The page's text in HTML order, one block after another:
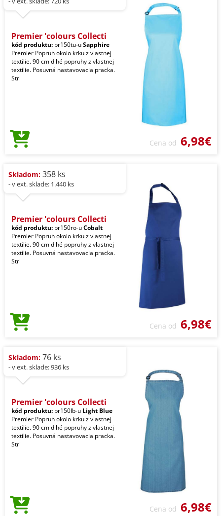
Premier 'colours Collecti
kód produktu: pr150tu-uSapphire
Premier Popruh okolo krku z vlastnej
textílie. 90 cm dlhé popruhy z vlastnej
textílie. Posuvná nastavovacia pracka.
Stri
Cena od 6,98€
Skladom: 358 ks
- v ext. sklade: 1.440 ks
Premier 'colours Collecti
kód produktu: pr150ro-uCobalt
Premier Popruh okolo krku z vlastnej
textílie. 90 cm dlhé popruhy z vlastnej
textílie. Posuvná nastavovacia pracka.
Stri
Cena od 6,98€
Skladom: 76 ks
- v ext. sklade: 936 ks
Premier 'colours Collecti
kód produktu: pr150lb-u Light Blue
Premier Popruh okolo krku z vlastnej
textílie. 90 cm dlhé popruhy z vlastnej
textílie. Posuvná nastavovacia pracka.
Stri
Cena od 6,98€